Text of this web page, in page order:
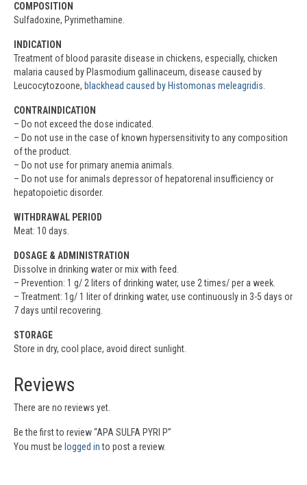
COMPOSITION
Sulfadoxine, Pyrimethamine.
INDICATION
Treatment of blood parasite disease in chickens, especially, chicken
malaria caused by Plasmodium gallinaceum, disease caused by
Leucocytozoone, blackhead caused by Histomonas meleagridis.
CONTRAINDICATION
– Do not exceed the dose indicated.
– Do not use in the case of known hypersensitivity to any composition
of the product.
– Do not use for primary anemia animals.
– Do not use for animals depressor of hepatorenal insufficiency or
hepatopoietic disorder.
WITHDRAWAL PERIOD
Meat: 10 days.
DOSAGE & ADMINISTRATION
Dissolve in drinking water or mix with feed.
– Prevention: 1 g/ 2 liters of drinking water, use 2 times/ per a week.
– Treatment: 1g/ 1 liter of drinking water, use continuously in 3-5 days or
7 days until recovering.
STORAGE
Store in dry, cool place, avoid direct sunlight.
Reviews
There are no reviews yet.
Be the first to review “APA SULFA PYRI P”
You must be logged into post a review.